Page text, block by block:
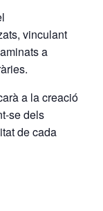
vinculant
a
a la creació
se dels
de cada